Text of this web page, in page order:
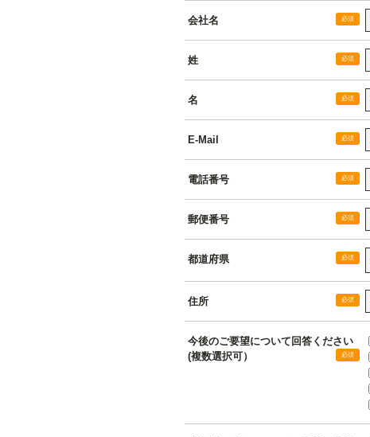
会社名
姓
名
E-Mail
電話番号
郵便番号
都道府県
住所
今後のご要望について回答ください
(複数選択可）